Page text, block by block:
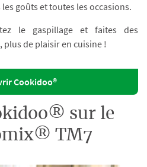
goûts et toutes les occasions.
le gaspillage et faites des
plus de plaisir en cuisine !
Cookidoo®
sur le
TM7